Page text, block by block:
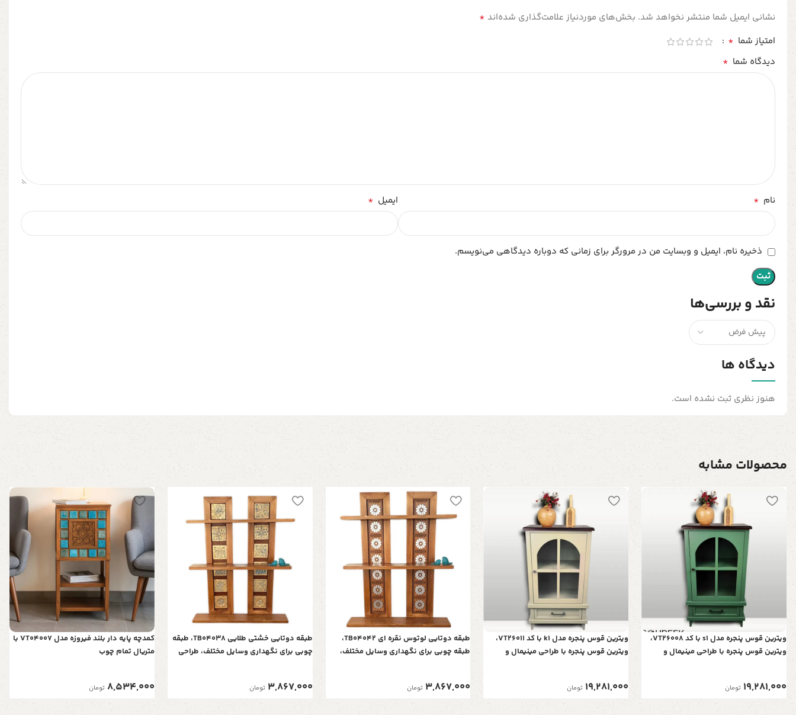
نقد و بررسی‌ها
دیدگاه ها
هنوز نظری ثبت نشده است.
نشانی ایمیل شما منتشر نخواهد شد. بخش‌های موردنیاز علامت‌گذاری شده‌اند *
امتیاز شما *
دیدگاه شما *
نام * ایمیل *
ذخیره نام، ایمیل و وبسایت من در مرورگر برای زمانی که دوباره دیدگاهی می‌نویسم.
محصولات مشابه
ویترین قوس پنجره مدل s1 با کد VT26008،
ویترین قوس پنجره با طراحی مینیمال و
19,281,000 تومان
ویترین قوس پنجره مدل k1 با کد VT26011،
ویترین قوس پنجره با طراحی مینیمال و
19,281,000 تومان
طبقه دوتایی لوتوس نقره ای TB04042،
طبقه چوبی برای نگهداری وسایل مختلف،
3,867,000 تومان
طبقه دوتایی خشتی طلایی TB04038، طبقه
چوبی برای نگهداری وسایل مختلف، طراحی
3,867,000 تومان
کمدچه پایه دار بلند فیروزه مدل VT04007 با
متریال تمام چوب
8,534,000 تومان